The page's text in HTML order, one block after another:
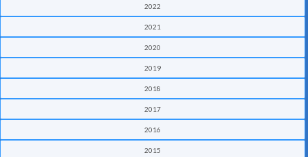
2022
2021
2020
2019
2018
2017
2016
2015